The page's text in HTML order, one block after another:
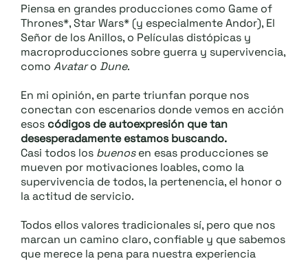
Piensa en grandes producciones como Game of
Thrones*, Star Wars* (y especialmente Andor), El
Señor de los Anillos, o Películas distópicas y
macroproducciones sobre guerra y supervivencia,
como Avataro Dune.
En mi opinión, en parte triunfan porque nos
conectan con escenarios donde vemos en acción
esos códigos de autoexpresión que tan
desesperadamente estamos buscando.
Casi todos los buenosen esas producciones se
mueven por motivaciones loables, como la
supervivencia de todos, la pertenencia, el honor o
la actitud de servicio.
Todos ellos valores tradicionales sí, pero que nos
marcan un camino claro, confiable y que sabemos
que merece la pena para nuestra experiencia